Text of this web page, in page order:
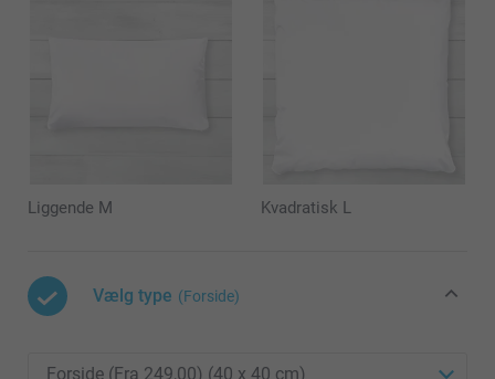
Liggende M Kvadratisk L
Vælg type (Forside)